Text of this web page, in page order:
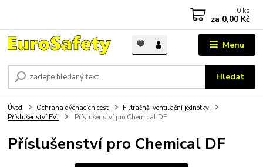
Menu
Hledat
0 ks
za 0,00 Kč
Úvod Ochrana dýchacích cest
Filtračně-ventilační jednotky
Příslušenství FVJ
Příslušenství pro Chemical DF
Příslušenství pro Chemical DF